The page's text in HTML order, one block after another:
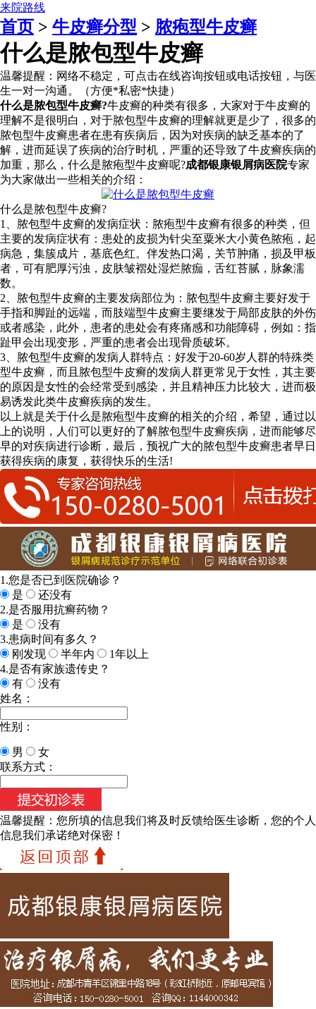
来院路线
首页 > 牛皮癣分型 > 脓疱型牛皮癣
什么是脓包型牛皮癣
温馨提醒： 网络不稳定，可点击在线咨询按钮或电话按钮，与医
生一对一沟通。（方便*私密*快捷）
什么是脓包型牛皮癣?牛皮癣的种类有很多，大家对于牛皮癣的
理解不是很明白，对于脓包型牛皮癣的理解就更是少了，很多的
脓包型牛皮癣患者在患有疾病后，因为对疾病的缺乏基本的了
解，进而延误了疾病的治疗时机，严重的还导致了牛皮癣疾病的
加重，那么，什么是脓疱型牛皮癣呢?成都银康银屑病医院专家
为大家做出一些相关的介绍：
什么是脓包型牛皮癣?
1、脓包型牛皮癣的发病症状：脓疱型牛皮癣有很多的种类，但
主要的发病症状有：患处的皮损为针尖至粟米大小黄色脓疱，起
病急，集簇成片，基底色红。伴发热口渴，关节肿痛，损及甲板
者，可有肥厚污浊，皮肤皱褶处湿烂脓痂，舌红苔腻，脉象濡
数。
2、脓包型牛皮癣的主要发病部位为：脓包型牛皮癣主要好发于
手指和脚趾的远端，而肢端型牛皮癣主要继发于局部皮肤的外伤
或者感染，此外，患者的患处会有疼痛感和功能障碍，例如：指
趾甲会出现变形，严重的患者会出现骨质破坏。
3、脓包型牛皮癣的发病人群特点：好发于20-60岁人群的特殊类
型牛皮癣，而且脓包型牛皮癣的发病人群更常见于女性，其主要
的原因是女性的会经常受到感染，并且精神压力比较大，进而极
易诱发此类牛皮癣疾病的发生。
以上就是关于什么是脓疱型牛皮癣的相关的介绍，希望，通过以
上的说明，人们可以更好的了解脓包型牛皮癣疾病，进而能够尽
早的对疾病进行诊断，最后，预祝广大的脓包型牛皮癣患者早日
获得疾病的康复，获得快乐的生活!
1.您是否已到医院确诊？
是
还没有
2.是否服用抗癣药物？
是
没有
3.患病时间有多久？
刚发现
半年内
1年以上
4.是否有家族遗传史？
有
没有
姓名：
性别：
男
女
联系方式：
温馨提醒： 您所填的信息我们将及时反馈给医生诊断，您的个人
信息我们承诺绝对保密！